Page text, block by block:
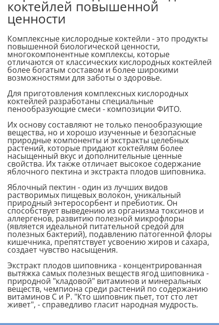
коктейлей повышенной
ценности
Комплексные кислородные коктейли - это продукты
повышенной биологической ценности,
многокомпонентные комплексы, которые
отличаются от классических кислородных коктейлей
более богатым составом и более широкими
возможностями для заботы о здоровье.
Для приготовления комплексных кислородных
коктейлей разработаны специальные
пенообразующие смеси - композиции ФИТО.
Их основу составляют не только пенообразующие
вещества, но и хорошо изученные и безопасные
природные компоненты и экстракты целебных
растений, которые придают коктейлям более
насыщенный вкус и дополнительные ценные
свойства. Их также отличает высокое содержание
яблочного пектина и экстракта плодов шиповника.
Яблочный пектин - один из лучших видов
растворимых пищевых волокон, уникальный
природный энтеросорбент и пребиотик. Он
способствует выведению из организма токсинов и
аллергенов, развитию полезной микрофлоры
(является идеальной питательной средой для
полезных бактерий), подавлению патогенной флоры
кишечника, препятствует усвоению жиров и сахара,
создает чувство насыщения.
Экстракт плодов шиповника - концентрированная
вытяжка самых полезных веществ ягод шиповника -
природной "кладовой" витаминов и минеральных
веществ, чемпиона среди растений по содержанию
витаминов С и Р. "Кто шиповник пьет, тот сто лет
живет", - справедливо гласит народная мудрость.